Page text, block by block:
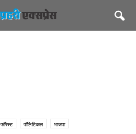
फॉरेस्ट पॉलिटिकल भाजपा